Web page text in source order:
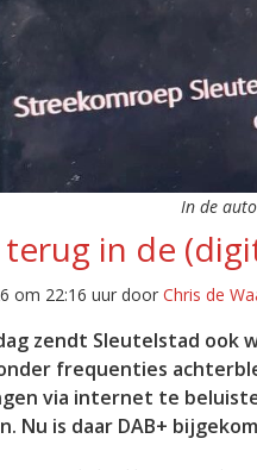
In de
in de
om 22:16 uur door Chris de
zendt Sleutelstad
frequenties
via internet te
Nu is daar DAB+